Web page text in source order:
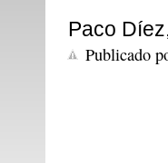
Paco
Publicado